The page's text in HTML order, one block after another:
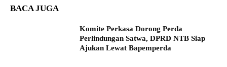
BACA JUGA
Komite Perkasa Dorong Perda
Perlindungan Satwa, DPRD NTB Siap
Ajukan Lewat Bapemperda